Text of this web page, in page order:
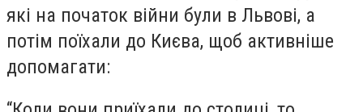
які на початок війни були в Львові, а
потім поїхали до Києва, щоб активніше
допомагати: